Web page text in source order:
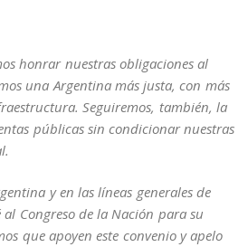
honrar nuestras obligaciones al
una Argentina más justa, con más
Seguiremos, también, la
públicas sin condicionar nuestras
y en las líneas generales de
Congreso de la Nación para su
que apoyen este convenio y apelo